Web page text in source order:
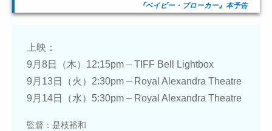
『ベイビー・ブローカー』本予告
上映：
9月8日（木）12:15pm – TIFF Bell Lightbox
9月13日（火）2:30pm – Royal Alexandra Theatre
9月14日（水）5:30pm – Royal Alexandra Theatre
監督：是枝裕和